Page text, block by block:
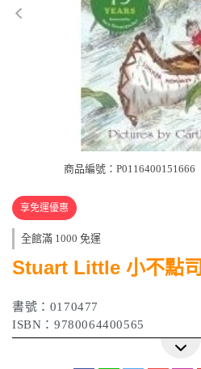
商品編號：P0116400151666
享免運優惠
全館滿 1000 免運
Stuart Little 小不點
書號：0170477
ISBN：9780064400565